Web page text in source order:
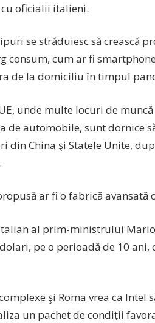
oficialii italieni.
se străduiesc să crească
consum, cum ar fi
de la domiciliu în timpul
unde multe locuri de
de automobile, sunt dornice
din China şi Statele Unite,
ar fi o fabrică avansată
al prim-ministrului
pe o perioadă de 10 ani,
şi Roma vrea ca
un pachet de condiţii